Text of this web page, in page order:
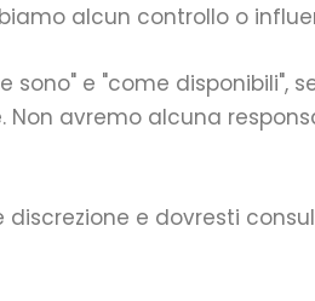
alcun controllo o
e "come disponibili",
avremo alcuna
e dovresti